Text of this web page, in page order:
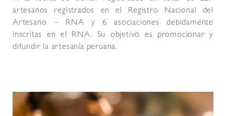
artesanos registrados en el Registro Nacional del
Artesano – RNA y 6 asociaciones debidamente
inscritas en el RNA. Su objetivo es promocionar y
difundir la artesanía peruana.